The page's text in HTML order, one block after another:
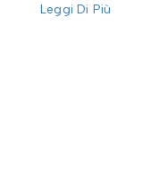
Leggi Di Più